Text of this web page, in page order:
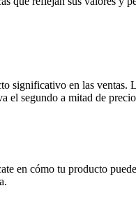
significativo en las
segundo a mitad de
en cómo tu producto